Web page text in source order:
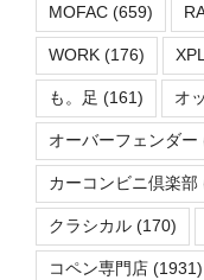
MOFAC (659)
WORK (176)
も。足 (161) オ
オーバーフェンダー
カーコンビニ倶楽部
クラシカル (170)
コペン専門店 (1931)